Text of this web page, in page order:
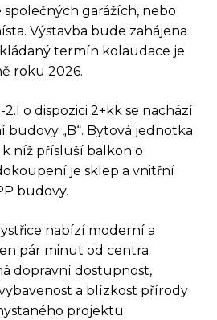
garážích, nebo
Výstavba bude zahájena
termín kolaudace je
roku 2026.
o dispozici 2+kk se nachází
budovy „B“. Bytová jednotka
níž přísluší balkon o
je sklep a vnitřní
budovy.
nabízí moderní a
pár minut od centra
dopravní dostupnost,
a blízkost přírody
projektu.
K TÉTO